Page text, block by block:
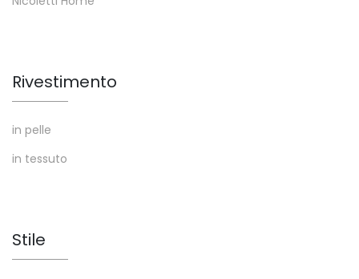
Rivestimento
in pelle
in tessuto
Stile